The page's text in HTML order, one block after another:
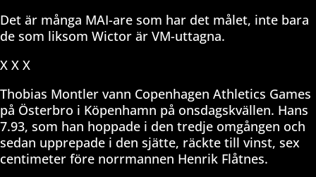
Det är många MAI-are som har det målet, inte bara
de som liksom Wictor är VM-uttagna.
X X X
Thobias Montler vann Copenhagen Athletics Games
på Österbro i Köpenhamn på onsdagskvällen. Hans
7.93, som han hoppade i den tredje omgången och
sedan upprepade i den sjätte, räckte till vinst, sex
centimeter före norrmannen Henrik Flåtnes.